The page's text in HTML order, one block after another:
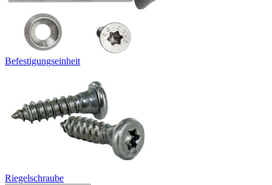
Befestigungseinheit
Riegelschraube